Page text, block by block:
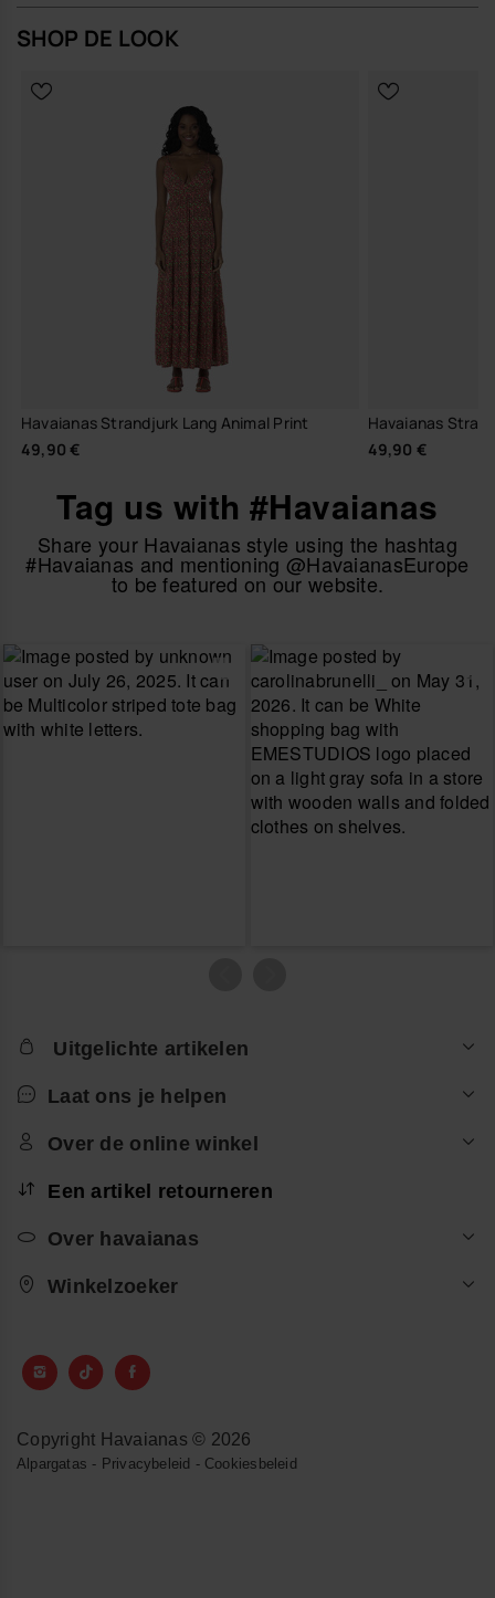
SHOP DE LOOK
Havaianas Strandjurk Lang Animal Print
49,90 €
Havaianas
49,90 €
Tag us with #Havaianas
Share your Havaianas style using the hashtag
#Havaianas and mentioning @HavaianasEurope
to be featured on our website.
Uitgelichte artikelen
Laat ons je helpen
Over de online winkel
Een artikel retourneren
Over havaianas
Winkelzoeker
Copyright Havaianas © 2026
Alpargatas - Privacybeleid - Cookiesbeleid